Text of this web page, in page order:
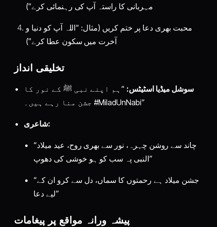
مہربانی کا راستہ آپ کی رہنمائی کرے”)
محبت بھری دعا پر ختم کریں (مثال: “اللہ آپ کو دنیا و
آخرت میں سکون عطا کرے”)
تخلیقی انداز
سوشل میڈیا اسٹیٹس: “ہم اپنے نبی ﷺ کے نور کا
جشن منا رہے ہیں۔ #MiladUnNabi”
شاعری:
“چاند سے روشن چہرہ، نور سے بھری روح، عید میلاد
النبی پہ سب کو ہو خوشی کی دھوپ”
“جشن میلاد ہے رحمتوں کا سماں، دل سے کرو ان کے
لیے دعا”
پیشہ ورانہ مواقع پر پیغامات